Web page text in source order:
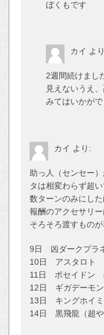
ぼくもです
カイ よ
2週間続けまし
見えないうえ
みてはいかがで
カイ より:
助っ人（センセー
タは相変わらず超
数ターンのみにした
報酬のアクセサリ
そろそろ渡すもの
9日 凶ダークプラ
10日 アスタロト
11日 ポセイドン
12日 ギガデーモ
13日 キングホイ
14日 黒飛龍（超